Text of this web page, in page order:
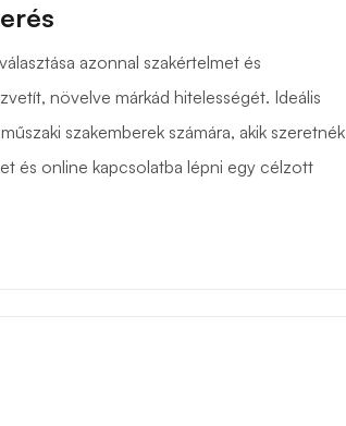
azonnal szakértelmet és
növelve márkád hitelességét. Ideális
szakemberek számára, akik szeretnék
és online kapcsolatba lépni egy célzott